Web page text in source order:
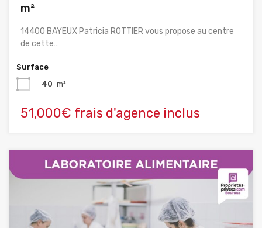
m²
14400 BAYEUX Patricia ROTTIER vous propose au centre
de cette…
Surface
40 m²
51,000€ frais d'agence inclus